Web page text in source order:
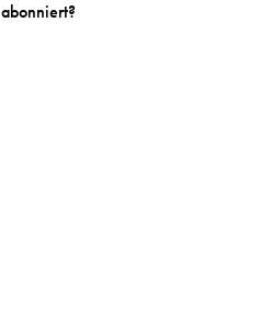
abonniert?